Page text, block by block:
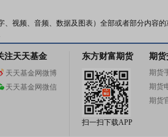
视频、音频、数据及图表）全部或者部分内容
注天天基金
天天基金网微博
天天基金网微信
东方财富期货
扫一扫下载APP
期货
期货
期货
期货